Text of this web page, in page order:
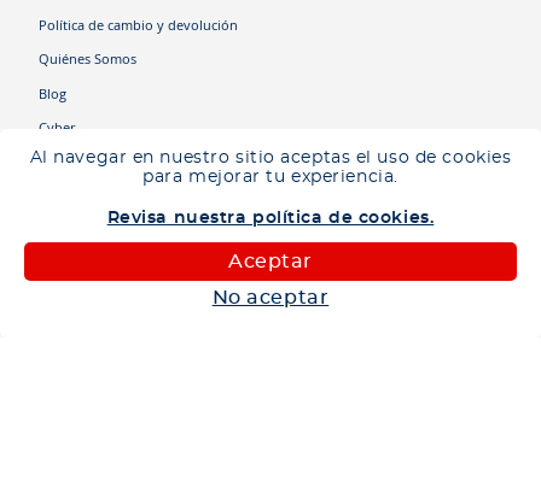
Al navegar en nuestro sitio aceptas el uso de cookies
para mejorar tu experiencia.
Revisa nuestra política de cookies.
Aceptar
No aceptar
Política de cambio y devolución
Quiénes Somos
Blog
Cyber